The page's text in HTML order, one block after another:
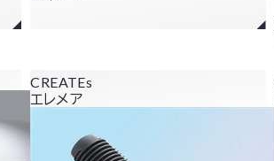
CREATEs
エレメア